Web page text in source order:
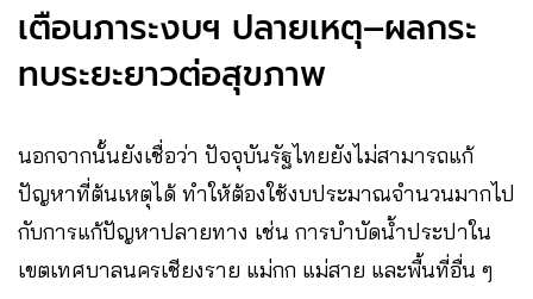
เตือนภาระงบฯ ปลายเหตุ–ผลกระ
ทบระยะยาวต่อสุขภาพ
นอกจากนั้นยังเชื่อว่า ปัจจุบันรัฐไทยยังไม่สามารถแก้
ปัญหาที่ต้นเหตุได้ ทำให้ต้องใช้งบประมาณจำนวนมากไป
กับการแก้ปัญหาปลายทาง เช่น การบำบัดน้ำประปาใน
เขตเทศบาลนครเชียงราย แม่กก แม่สาย และพื้นที่อื่น ๆ